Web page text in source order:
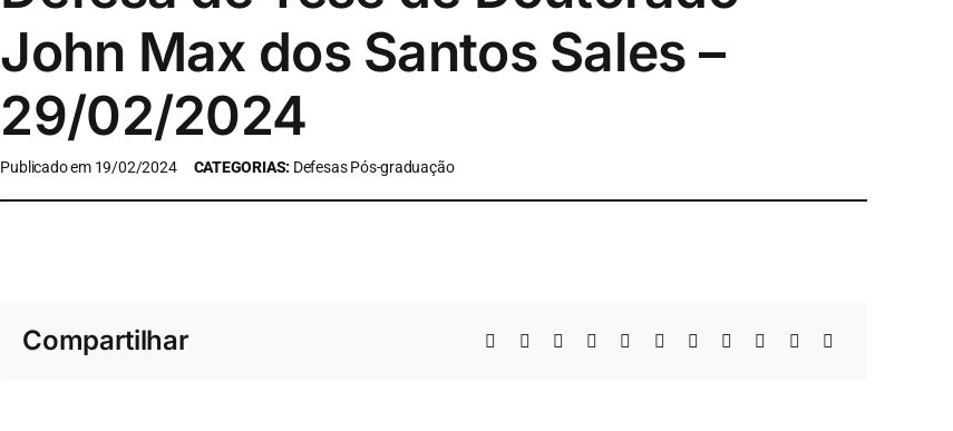
John Max dos Santos Sales –
29/02/2024
Publicado em 19/02/2024 CATEGORIAS: Defesas Pós-graduação
Compartilhar